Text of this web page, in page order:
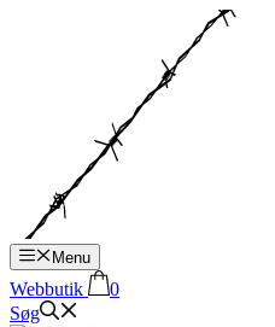
Menu
Webbutik
0
Søg